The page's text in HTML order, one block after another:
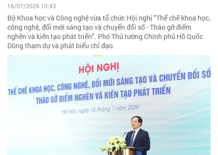
16/07/2026 10:43
Bộ Khoa học và Công nghệ vừa tổ chức Hội nghị "Thể chế khoa học,
công nghệ, đổi mới sáng tạo và chuyển đổi số - Tháo gỡ điểm
nghẽn và kiến tạo phát triển". Phó Thủ tướng Chính phủ Hồ Quốc
Dũng tham dự và phát biểu chỉ đạo.